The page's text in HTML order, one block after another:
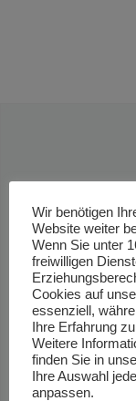
Wir benötigen
Website weiter
Wenn Sie unter
freiwilligen
Cookies auf
essenziell,
Ihre Erfahrung
Weitere
finden Sie in
Ihre Auswahl
anpassen.